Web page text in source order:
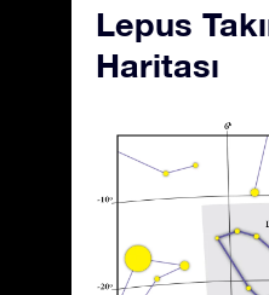
Lepus
Haritası